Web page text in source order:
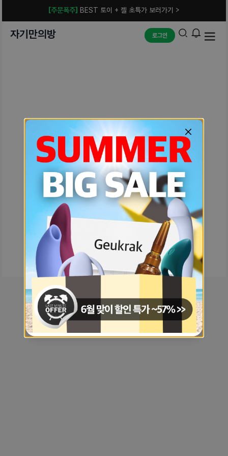
[주문폭주] BEST 토이 + 젤 초특가 보러가기 >
자기만의방 로그인
예상치 못한 에러입니다.